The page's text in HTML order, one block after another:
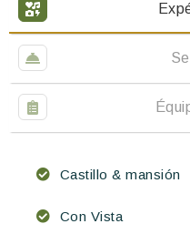
Castillo & mansión
Con Vista